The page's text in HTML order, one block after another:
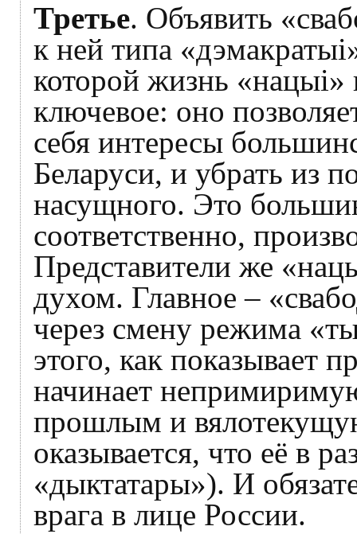
Третье. Объявить
к ней типа
которой жизнь
ключевое: оно
себя интересы
Беларуси, и убрать из
насущного. Это
соответственно,
Представители же
духом. Главное –
через смену режима
этого, как показывает
начинает
прошлым и
оказывается, что её в
«дыктатары»). И
врага в лице России.